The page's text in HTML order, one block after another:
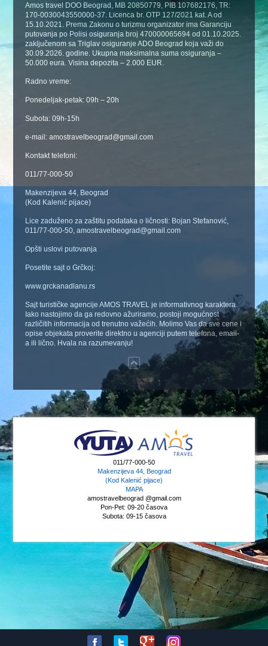
Amos travel DOO Beograd, MB 20850779, PIB 107682176, TR:
170-0030043550000-37. Licenca br. OTP 127/2021 kat. A od
15.10.2021. Prema Zakonu o turizmu organizator ima Garanciju
putovanja po Polisi osiguranja broj 470000065694 od 01.10.2025.
zaključenom sa Triglav osiguranje ADO Beograd koja važi do
30.09.2026. godine. Ukupna maksimalna suma osiguranja –
50.000 eura. Visina depozita – 2.000 EUR.
Radno vreme:
Ponedeljak-petak: 09h – 20h
Subota: 09h-15h
e-mail: amostravelbeograd@gmail.com
Kontakt telefoni:
011/77-000-50
Makenzijeva 44, Beograd
(Kod Kalenić pijace)
Lice zaduženo za zaštitu podataka o ličnosti: Bojan Stefanović,
011/77-000-50, amostravelbeograd@gmail.com
Opšti uslovi putovanja
Posetite sajt o Grčkoj:
www.grckanadlanu.rs
Sajt turističke agencije AMOS TRAVEL je informativnog karaktera.
Iako nastojimo da ga redovno ažuriramo, postoji mogućnost
različitih informacija od trenutno važećih. Molimo Vas da sve cene i
opise objekata proverite direktno u agenciji putem telefona, email-
a ili lično. Hvala na razumevanju!
011/77-000-50
Makenzijeva 44, Beograd
(Kod Kalenić pijace)
MAPA
amostravelbeograd @gmail.com
Pon-Pet: 09-20 časova
Subota: 09-15 časova